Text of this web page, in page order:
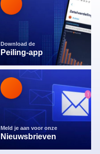
Download de
Peiling-app
Meld je aan voor onze
Nieuwsbrieven